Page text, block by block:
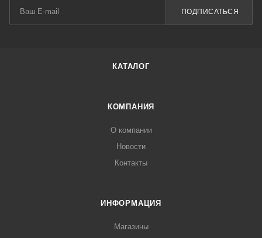
ПОДПИСАТЬСЯ
КАТАЛОГ
КОМПАНИЯ
О компании
Новости
Контакты
ИНФОРМАЦИЯ
Магазины